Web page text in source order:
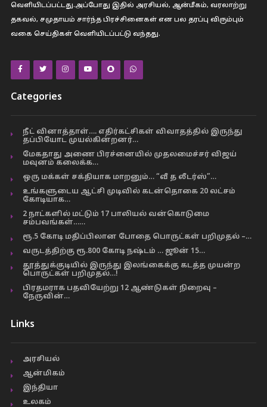
வெளியிடப்பட்டது.அப்போது இதில் அரசியல், ஆன்மீகம், வரலாற்று
தகவல், சமுதாயம் சார்ந்த பிரச்சினைகள் என பல தரப்பு விரும்பும்
வகை செய்திகள் வெளியிடப்பட்டு வந்தது.
Categories
நீட் வினாத்தாள்…. எதிர்கட்சிகள் விவாதத்தில் இருந்து
தப்பியோட முயல்கின்றனர்…
மேகதாது அணை பிரச்னையில் முதலமைச்சர் விஜய்
மவுனம் கலைக்க…
ஒரு மக்கள் சக்தியாக மாறனும்… “வீ த லீடர்ஸ்”…
உங்களுடைய ஆட்சி முடிவில் கடன்தொகை 20 லட்சம்
கோடியாக…
2 நாட்களில் மட்டும் 17 பாலியல் வன்கொடுமை
சம்பவங்கள்……
ரூ.5 கோடி மதிப்பிலான போதை பொருட்கள் பறிமுதல் –…
வருடத்திற்கு ரூ.800 கோடி நஷ்டம் … ஜூன் 15…
தூத்துக்குடியில் இருந்து இலங்கைக்கு கடத்த முயன்ற
பொருட்கள் பறிமுதல்…!
பிரதமராக பதவியேற்று 12 ஆண்டுகள் நிறைவு –
நேருவின்…
Links
அரசியல்
ஆன்மிகம்
இந்தியா
உலகம்